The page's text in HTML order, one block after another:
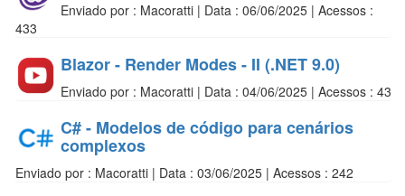
Enviado por : Macoratti | Data : 06/06/2025 | Acessos :
433
Blazor - Render Modes - II (.NET 9.0)
Enviado por : Macoratti | Data : 04/06/2025 | Acessos : 43
C# - Modelos de código para cenários
complexos
Enviado por : Macoratti | Data : 03/06/2025 | Acessos : 242